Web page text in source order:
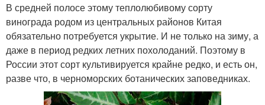
В средней полосе этому теплолюбивому сорту
винограда родом из центральных районов Китая
обязательно потребуется укрытие. И не только на зиму, а
даже в период редких летних похолоданий. Поэтому в
России этот сорт культивируется крайне редко, и есть он,
разве что, в черноморских ботанических заповедниках.